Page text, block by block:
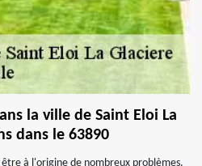
la ville de Saint Eloi La
dans le 63890
à l'origine de nombreux problèmes.